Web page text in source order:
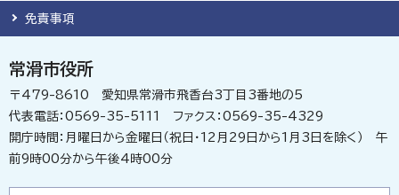
免責事項
常滑市役所
〒479-8610 愛知県常滑市飛香台3丁目3番地の5
代表電話：0569-35-5111 ファクス：0569-35-4329
開庁時間：月曜日から金曜日（祝日・12月29日から1月3日を除く） 午
前9時00分から午後4時00分